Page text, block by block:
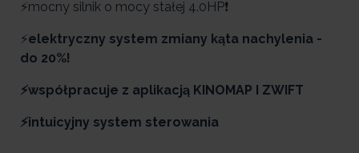
⚡mocny silnik o mocy stałej 4.0HP❗
⚡elektryczny system zmiany kąta nachylenia -
do 20%!
⚡współpracuje z aplikacją KINOMAP I ZWIFT
⚡intuicyjny system sterowania